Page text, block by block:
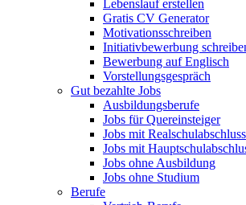
Lebenslauf erstellen
Gratis CV Generator
Motivationsschreiben
Initiativbewerbung
Bewerbung auf Englisch
Vorstellungsgespräch
Gut bezahlte Jobs
Ausbildungsberufe
Jobs für Quereinsteiger
Jobs mit Realschulabschluss
Jobs mit
Jobs ohne Ausbildung
Jobs ohne Studium
Berufe